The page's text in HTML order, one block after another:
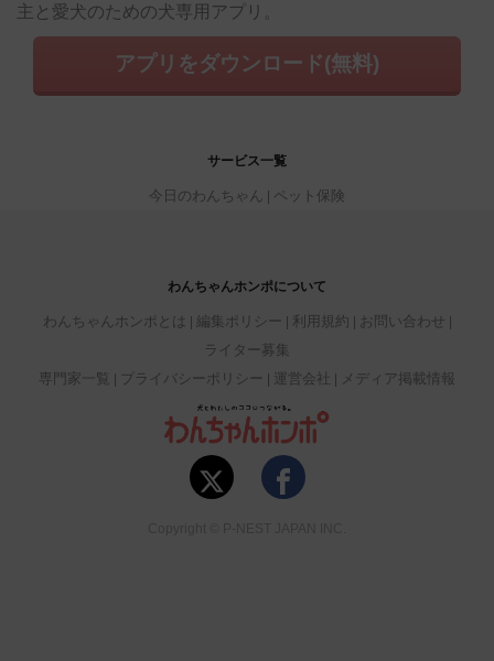
主と愛犬のための犬専用アプリ。
アプリをダウンロード(無料)
サービス一覧
今日のわんちゃん ペット保険
わんちゃんホンポについて
わんちゃんホンポとは 編集ポリシー 利用規約
お問い合わせ
ライター募集
専門家一覧
プライバシーポリシー 運営会社 メディア掲載情報